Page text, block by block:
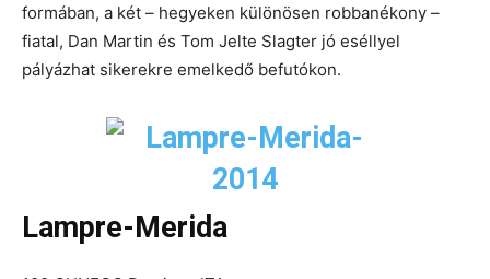
formában, a két – hegyeken különösen robbanékony –
fiatal, Dan Martin és Tom Jelte Slagter jó eséllyel
pályázhat sikerekre emelkedő befutókon.
Lampre-Merida